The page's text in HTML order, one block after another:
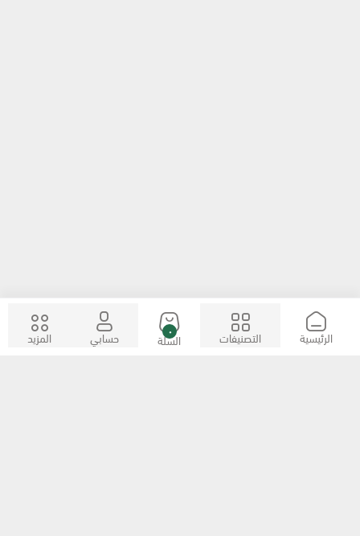
الرئيسية التصنيفات ٠
السلة حسابي المزيد